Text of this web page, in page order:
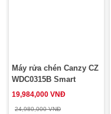
Máy rửa chén Canzy CZ
WDC0315B Smart
19,984,000 VNĐ
24,980,000 VNĐ